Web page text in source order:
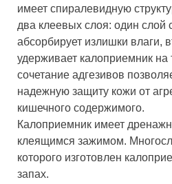
имеет спиралевидную
два клеевых слоя: один слой
абсорбирует излишки влаги,
удерживает калоприемник на
сочетание адгезивов
надежную защиту кожи от
кишечного содержимого.
Калоприемник имеет
клеящимся зажимом.
которого изготовлен
запах.